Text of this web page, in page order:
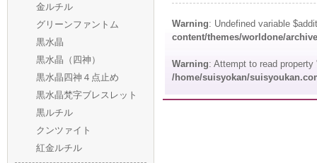
Warning: Undefined variable
content/themes/worldone/
Warning: Attempt to read
/home/suisyokan/
金ルチル
グリーンファントム
黒水晶
黒水晶（四神）
黒水晶四神４点止め
黒水晶梵字ブレスレット
黒ルチル
クンツァイト
紅金ルチル